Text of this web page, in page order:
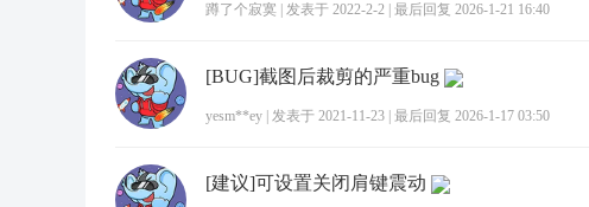
蹲了个寂寞 发表于 2022-2-2 最后回复 2026-1-21 16:40
[BUG]截图后裁剪的严重bug
yesm**ey 发表于 2021-11-23 最后回复 2026-1-17 03:50
[建议]可设置关闭肩键震动